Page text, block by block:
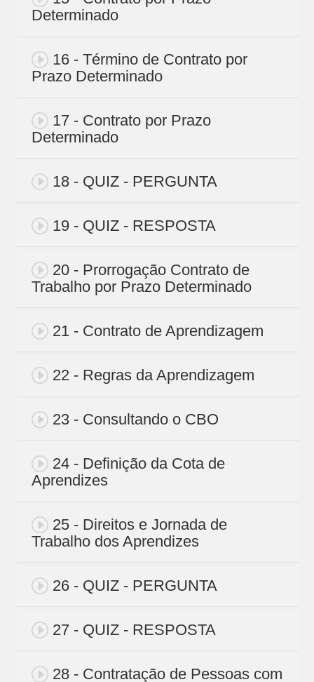
Determinado
16 - Término de Contrato por
Prazo Determinado
17 - Contrato por Prazo
Determinado
18 - QUIZ - PERGUNTA
19 - QUIZ - RESPOSTA
20 - Prorrogação Contrato de
Trabalho por Prazo Determinado
21 - Contrato de Aprendizagem
22 - Regras da Aprendizagem
23 - Consultando o CBO
24 - Definição da Cota de
Aprendizes
25 - Direitos e Jornada de
Trabalho dos Aprendizes
26 - QUIZ - PERGUNTA
27 - QUIZ - RESPOSTA
28 - Contratação de Pessoas com